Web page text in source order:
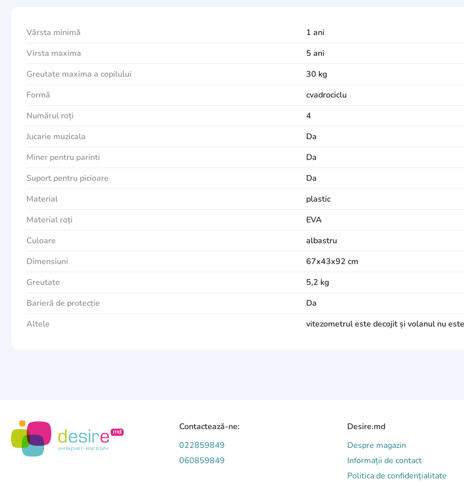
Vârsta minimă
1 ani
Virsta maxima
5 ani
Greutate maxima a copilului
30 kg
Formă
cvadrociclu
Numărul roți
4
Jucarie muzicala
Da
Miner pentru parinti
Da
Suport pentru picioare
Da
Material
plastic
Material roți
EVA
Culoare
albastru
Dimensiuni
67x43x92 cm
Greutate
5,2 kg
Barieră de protecție
Da
Altele
vitezometrul este decojit și volanul nu
Contactează-ne:
022859849
060859849
Desire.md
Despre magazin
Informații de contact
Politica de confidențialitate